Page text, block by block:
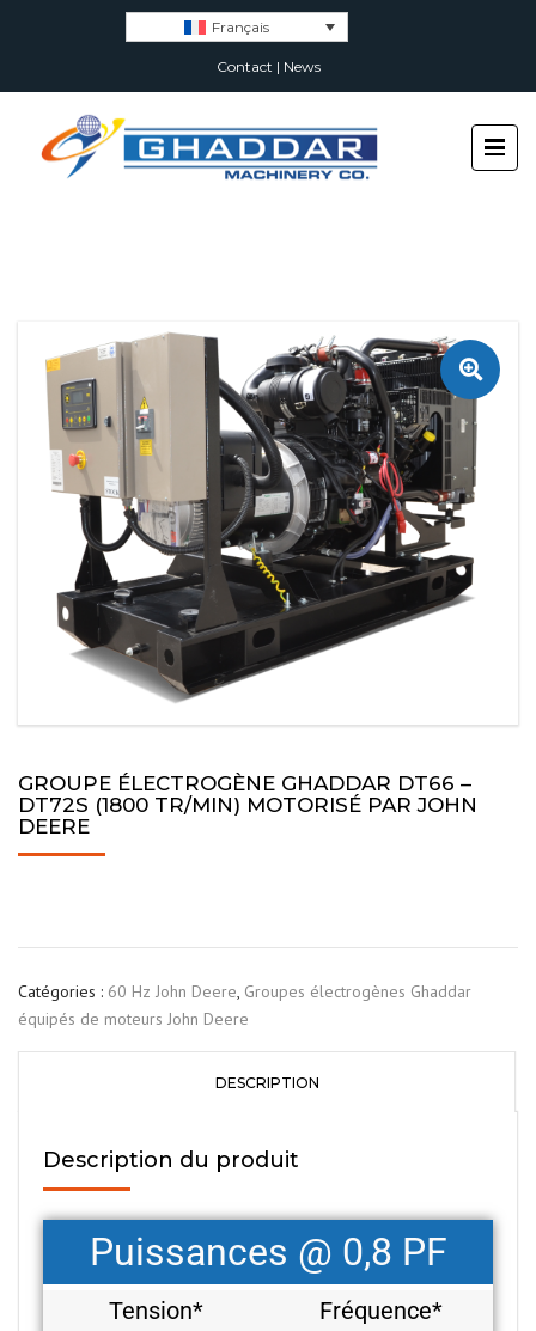
Français
Contact | News
GROUPE ÉLECTROGÈNE GHADDAR DT66 –
DT72S (1800 TR/MIN) MOTORISÉ PAR JOHN
DEERE
Catégories : 60 Hz John Deere, Groupes électrogènes Ghaddar
équipés de moteurs John Deere
DESCRIPTION
Description du produit
Puissances @ 0,8 PF
Tension*
Fréquence*